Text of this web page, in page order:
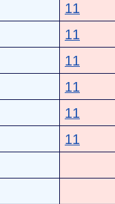
11
11
11
11
11
11